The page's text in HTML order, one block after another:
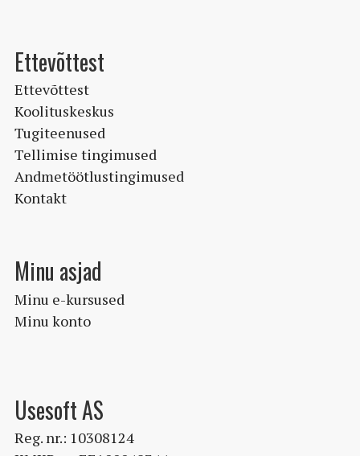
Ettevõttest
Ettevõttest
Koolituskeskus
Tugiteenused
Tellimise tingimused
Andmetöötlustingimused
Kontakt
Minu asjad
Minu e-kursused
Minu konto
Usesoft AS
Reg. nr.: 10308124